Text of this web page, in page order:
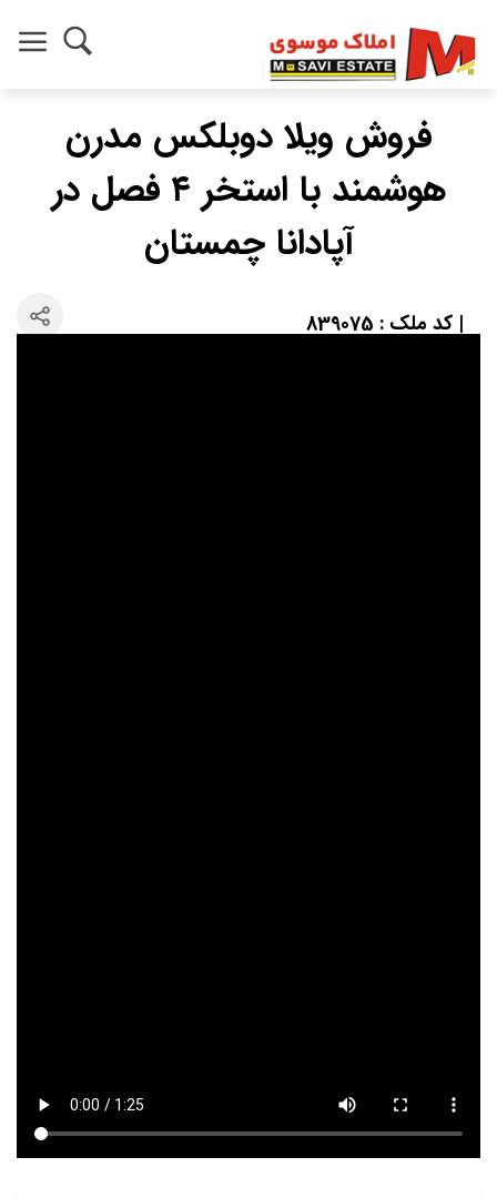
فروش ویلا دوبلکس مدرن
هوشمند با استخر ۴ فصل در
آپادانا چمستان
| کد ملک : 839075